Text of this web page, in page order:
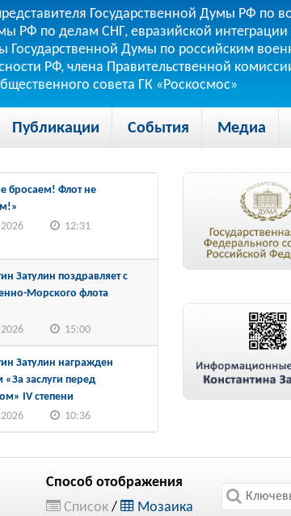
Государственной Думы РФ по
РФ по делам СНГ, евразийской интеграции
Государственной Думы по российским
РФ, члена Правительственной
совета ГК «Роскосмос»
Публикации События Медиа
бросаем! Флот не
12:31
Затулин поздравляет с
Морского флота
15:00
Затулин награжден
заслуги перед
IV степени
10:36
Способ отображения
Список/ Мозаика